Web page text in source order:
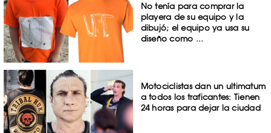
No tenía para comprar la
playera de su equipo y la
dibujó; el equipo ya usa su
diseño como ...
Motociclistas dan un ultimatum
a todos los traficantes: Tienen
24 horas para dejar la ciudad